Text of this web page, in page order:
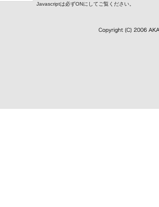
Javascriptは必ずONにしてご覧ください。